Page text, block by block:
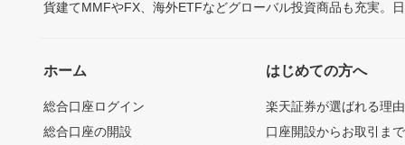
貨建てMMFやFX、海外ETFなどグローバル投資商品も充実。
ホーム
総合口座ログイン
総合口座の開設
はじめての方へ
楽天証券が選ばれる理由
口座開設からお取引ま